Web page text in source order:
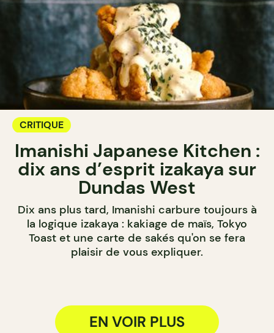
CRITIQUE
Imanishi Japanese Kitchen :
dix ans d’esprit izakaya sur
Dundas West
Dix ans plus tard, Imanishi carbure toujours à
la logique izakaya : kakiage de maïs, Tokyo
Toast et une carte de sakés qu'on se fera
plaisir de vous expliquer.
EN VOIR PLUS